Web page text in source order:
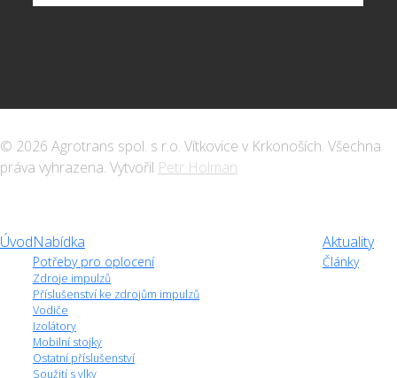
© 2026 Agrotrans spol. s r.o. Vítkovice v Krkonoších. Všechna
práva vyhrazena. Vytvořil Petr Holman
ÚvodNabídka
Potřeby pro oplocení
Zdroje impulzů
Příslušenství ke zdrojům impulzů
Vodiče
Izolátory
Mobilní stojky
Ostatní příslušenství
Soužití s vlky
Aktuality
Články